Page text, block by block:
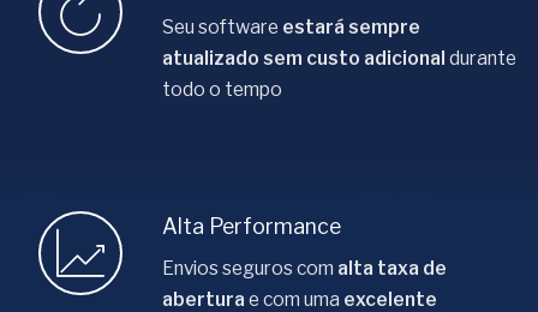
Seu software estará sempre
atualizado sem custo adicional durante
todo o tempo
Alta Performance
Envios seguros com alta taxa de
abertura e com uma excelente